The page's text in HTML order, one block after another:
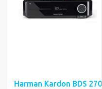
Harman Kardon BDS 270